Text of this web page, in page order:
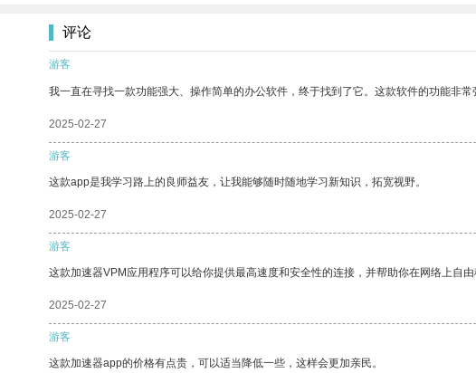
评论
游客
我一直在寻找一款功能强大、操作简单的办公软件，终于找到了它。这款软件的功能非
2025-02-27
游客
这款app是我学习路上的良师益友，让我能够随时随地学习新知识，拓宽视野。
2025-02-27
游客
这款加速器VPM应用程序可以给你提供最高速度和安全性的连接，并帮助你在网络上自由
2025-02-27
游客
这款加速器app的价格有点贵，可以适当降低一些，这样会更加亲民。